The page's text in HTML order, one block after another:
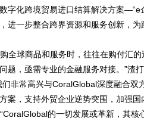
字化跨境贸易进口结算解决方案—“e
进一步整合跨界资源和服务创新，
全球商品和服务时，往往在购付汇
题，亟需专业的金融服务对接。”渣
们非常高兴与CoralGlobal深度融合双
案，支持外贸企业逆势突围，加强
“CoralGlobal的一切发展或革新，其核